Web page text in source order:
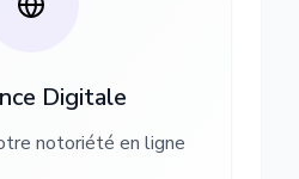
Digitale
notoriété en ligne